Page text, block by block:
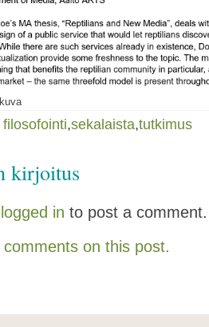
filosofointi,sekalaista,tutkimus
kirjoitus
logged in to post a comment.
on this post.